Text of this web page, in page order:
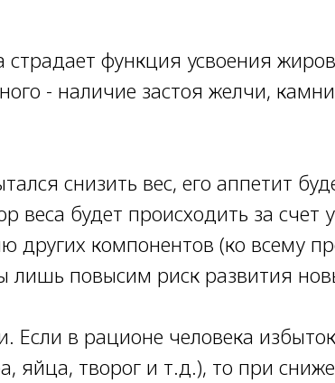
страдает функция усвоения
- наличие застоя желчи,
снизить вес, его аппетит
веса будет происходить за счет
других компонентов (ко всему
лишь повысим риск развития
Если в рационе человека
яйца, творог и т.д.), то при